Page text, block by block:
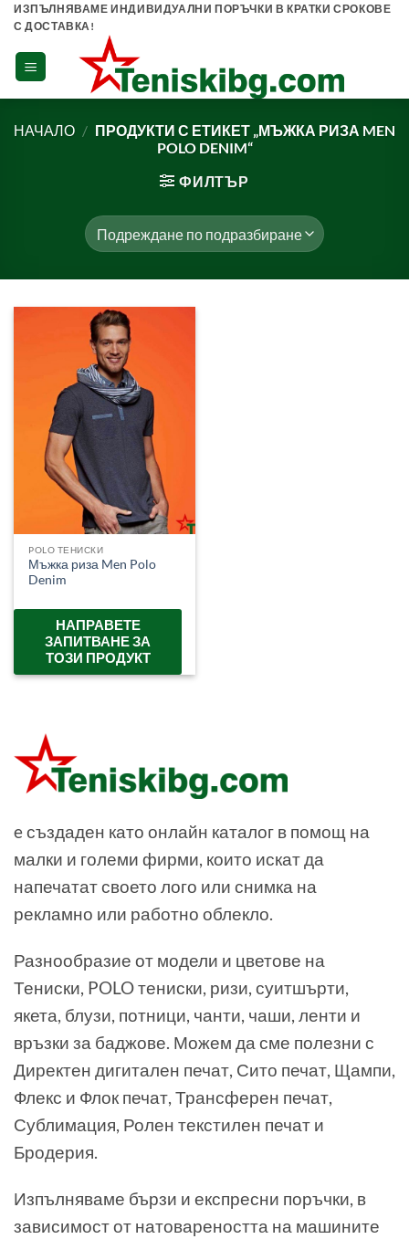
Skip
content
ИЗПЪЛНЯВАМЕ ИНДИВИДУАЛНИ ПОРЪЧКИ В КРАТКИ СРОКОВЕ
С ДОСТАВКА!
НАЧАЛО / ПРОДУКТИ С ЕТИКЕТ „МЪЖКА РИЗА MEN
POLO DENIM“
ФИЛТЪР
POLO ТЕНИСКИ
Мъжка риза Men Polo
Denim
НАПРАВЕТЕ
ЗАПИТВАНЕ ЗА
ТОЗИ ПРОДУКТ
e създаден като онлайн каталог в помощ на
малки и големи фирми, които искат да
напечатат своето лого или снимка на
рекламно или работно облекло.
Разнообразие от модели и цветове на
Тениски, POLO тениски, ризи, суитшърти,
якета, блузи, потници, чанти, чаши, ленти и
връзки за баджове. Можем да сме полезни с
Директен дигитален печат, Сито печат, Щампи,
Флекс и Флок печат, Трансферен печат,
Сублимация, Ролен текстилен печат и
Бродерия.
Изпълняваме бързи и експресни поръчки, в
зависимост от натовареността на машините